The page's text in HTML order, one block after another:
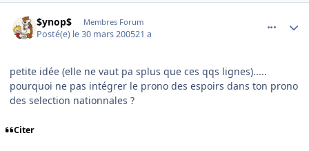
$ynop$ Membres Forum
Posté(e) le 30 mars 200521 a
petite idée (elle ne vaut pa splus que ces qqs lignes).....
pourquoi ne pas intégrer le prono des espoirs dans ton prono
des selection nationnales ?
Citer